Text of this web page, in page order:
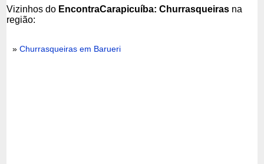
Vizinhos do EncontraCarapicuíba: Churrasqueiras na
região:
»Churrasqueiras em Barueri